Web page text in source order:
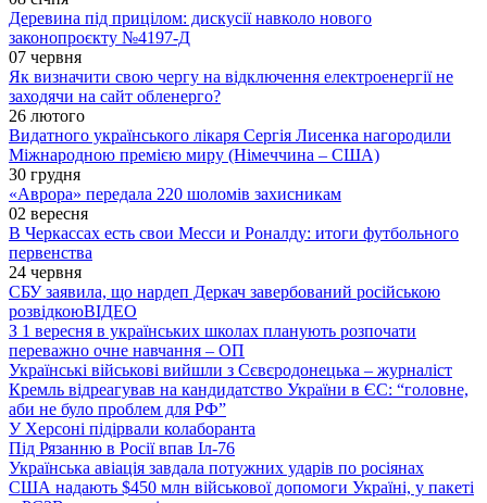
Деревина під прицілом: дискусії навколо нового
законопроєкту №4197-Д
07 червня
Як визначити свою чергу на відключення електроенергії не
заходячи на сайт обленерго?
26 лютого
Видатного українського лікаря Сергія Лисенка нагородили
Міжнародною премією миру (Німеччина – США)
30 грудня
«Аврора» передала 220 шоломів захисникам
02 вересня
В Черкассах есть свои Месси и Роналду: итоги футбольного
первенства
24 червня
СБУ заявила, що нардеп Деркач завербований російською
розвідкоюВІДЕО
З 1 вересня в українських школах планують розпочати
переважно очне навчання – ОП
Українські військові вийшли з Сєвєродонецька – журналіст
Кремль відреагував на кандидатство України в ЄС: “головне,
аби не було проблем для РФ”
У Херсоні підірвали колаборанта
Під Рязанню в Росії впав Іл-76
Українська авіація завдала потужних ударів по росіянах
США надають $450 млн військової допомоги Україні, у пакеті